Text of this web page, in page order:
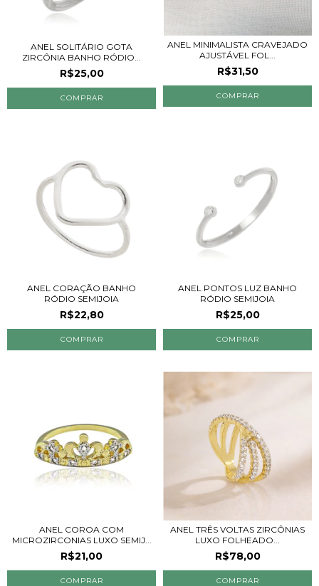
ANEL SOLITÁRIO GOTA
ZIRCÔNIA BANHO RÓDIO...
R$25,00
ANEL MINIMALISTA CRAVEJADO
AJUSTÁVEL FOL...
R$31,50
COMPRAR
ANEL CORAÇÃO BANHO
RÓDIO SEMIJOIA
R$22,80
ANEL PONTOS LUZ BANHO
RÓDIO SEMIJOIA
R$25,00
ANEL COROA COM
MICROZIRCONIAS LUXO SEMIJ...
R$21,00
COMPRAR
ANEL TRÊS VOLTAS ZIRCÔNIAS
LUXO FOLHEADO...
R$78,00
COMPRAR